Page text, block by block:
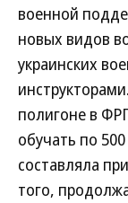
военной
новых видов
украинских
полигоне в
обучать по
составляла
того,